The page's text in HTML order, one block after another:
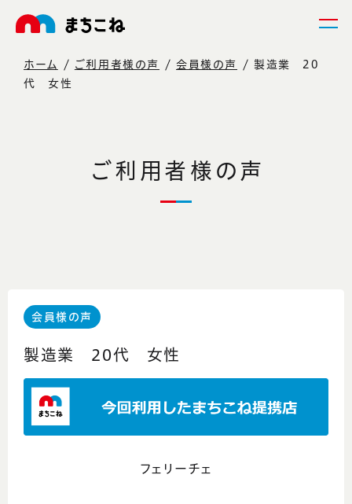
ホーム ご利用者様の声 会員様の声
製造業 20
代 女性
ご利用者様の声
会員様の声
製造業 20代 女性
フェリーチェ